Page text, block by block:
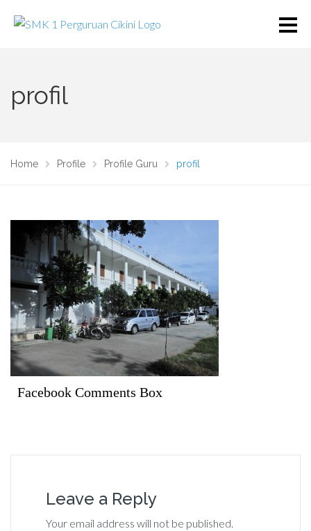
profil
Home Profile Profile Guru profil
Facebook Comments Box
Leave a Reply
Your email address will not be published.